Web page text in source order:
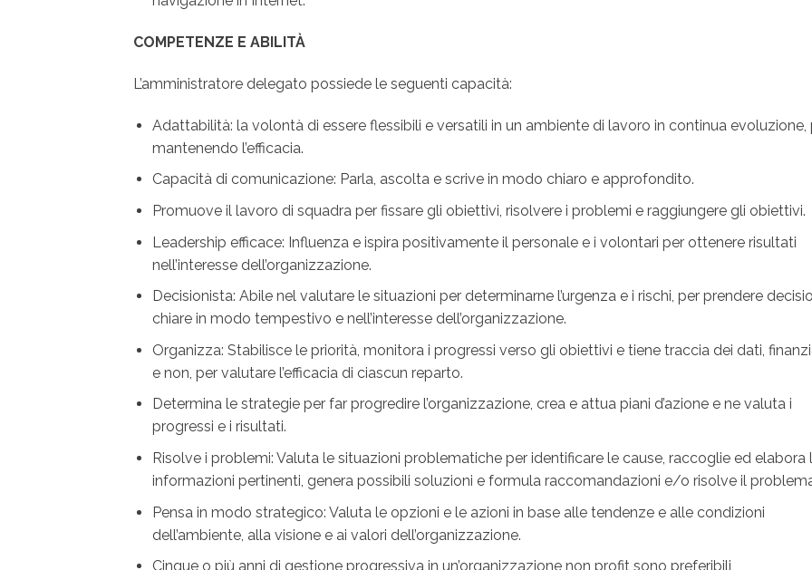
COMPETENZE E ABILITÀ
L’amministratore delegato possiede le seguenti capacità:
Adattabilità: la volontà di essere flessibili e versatili in un ambiente di lavoro in continua evoluzione,
mantenendo l’efficacia.
Capacità di comunicazione: Parla, ascolta e scrive in modo chiaro e approfondito.
Promuove il lavoro di squadra per fissare gli obiettivi, risolvere i problemi e raggiungere gli obiettivi.
Leadership efficace: Influenza e ispira positivamente il personale e i volontari per ottenere risultati
nell’interesse dell’organizzazione.
Decisionista: Abile nel valutare le situazioni per determinarne l’urgenza e i rischi, per prendere
chiare in modo tempestivo e nell’interesse dell’organizzazione.
Organizza: Stabilisce le priorità, monitora i progressi verso gli obiettivi e tiene traccia dei dati,
e non, per valutare l’efficacia di ciascun reparto.
Determina le strategie per far progredire l’organizzazione, crea e attua piani d’azione e ne valuta i
progressi e i risultati.
Risolve i problemi: Valuta le situazioni problematiche per identificare le cause, raccoglie ed elabora
informazioni pertinenti, genera possibili soluzioni e formula raccomandazioni e/o risolve il
Pensa in modo strategico: Valuta le opzioni e le azioni in base alle tendenze e alle condizioni
dell’ambiente, alla visione e ai valori dell’organizzazione.
Cinque o più anni di gestione progressiva in un’organizzazione non profit sono preferibili